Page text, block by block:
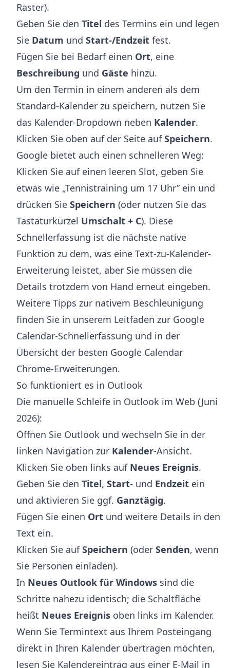
Raster).
Geben Sie den Titel des Termins ein und legen
Sie Datum und Start-/Endzeit fest.
Fügen Sie bei Bedarf einen Ort, eine
Beschreibung und Gäste hinzu.
Um den Termin in einem anderen als dem
Standard-Kalender zu speichern, nutzen Sie
das Kalender-Dropdown neben Kalender.
Klicken Sie oben auf der Seite aufSpeichern.
Google bietet auch einen schnelleren Weg:
Klicken Sie auf einen leeren Slot, geben Sie
etwas wie „Tennistraining um 17 Uhr” ein und
drücken Sie Speichern (oder nutzen Sie das
Tastaturkürzel Umschalt + C). Diese
Schnellerfassung ist die nächste native
Funktion zu dem, was eine Text-zu-Kalender-
Erweiterung leistet, aber Sie müssen die
Details trotzdem von Hand erneut eingeben.
Weitere Tipps zur nativem Beschleunigung
finden Sie in unserem Leitfaden zur Google
Calendar-Schnellerfassung und in der
Übersicht der besten Google Calendar
Chrome-Erweiterungen.
So funktioniert es in Outlook
Die manuelle Schleife in Outlook im Web (Juni
2026):
Öffnen Sie Outlook und wechseln Sie in der
linken Navigation zur Kalender-Ansicht.
Klicken Sie oben links auf Neues Ereignis.
Geben Sie den Titel, Start- und Endzeit ein
und aktivieren Sie ggf. Ganztägig.
Fügen Sie einen Ort und weitere Details in den
Text ein.
Klicken Sie aufSpeichern (oder Senden, wenn
Sie Personen einladen).
In Neues Outlook für Windows sind die
Schritte nahezu identisch; die Schaltfläche
heißt Neues Ereignis oben links im Kalender.
Wenn Sie Termintext aus Ihrem Posteingang
direkt in Ihren Kalender übertragen möchten,
lesen Sie Kalendereintrag aus einer E-Mail in